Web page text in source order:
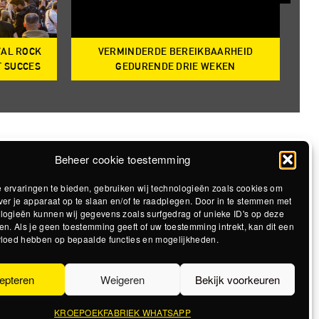
Beheer cookie toestemming
ervaringen te bieden, gebruiken wij technologieën zoals cookies om
je apparaat op te slaan en/of te raadplegen. Door in te stemmen met
kunnen wij gegevens zoals surfgedrag of unieke ID's op deze
Als je geen toestemming geeft of uw toestemming intrekt, kan dit een
hebben op bepaalde functies en mogelijkheden.
Weigeren Bekijk voorkeuren
KROEPOEKFABRIEK WHATSAPP
ROCK
SUCCES
VERMINDERDE BEREIKBAARHEID
GEDURENDE DRIE WEKEN